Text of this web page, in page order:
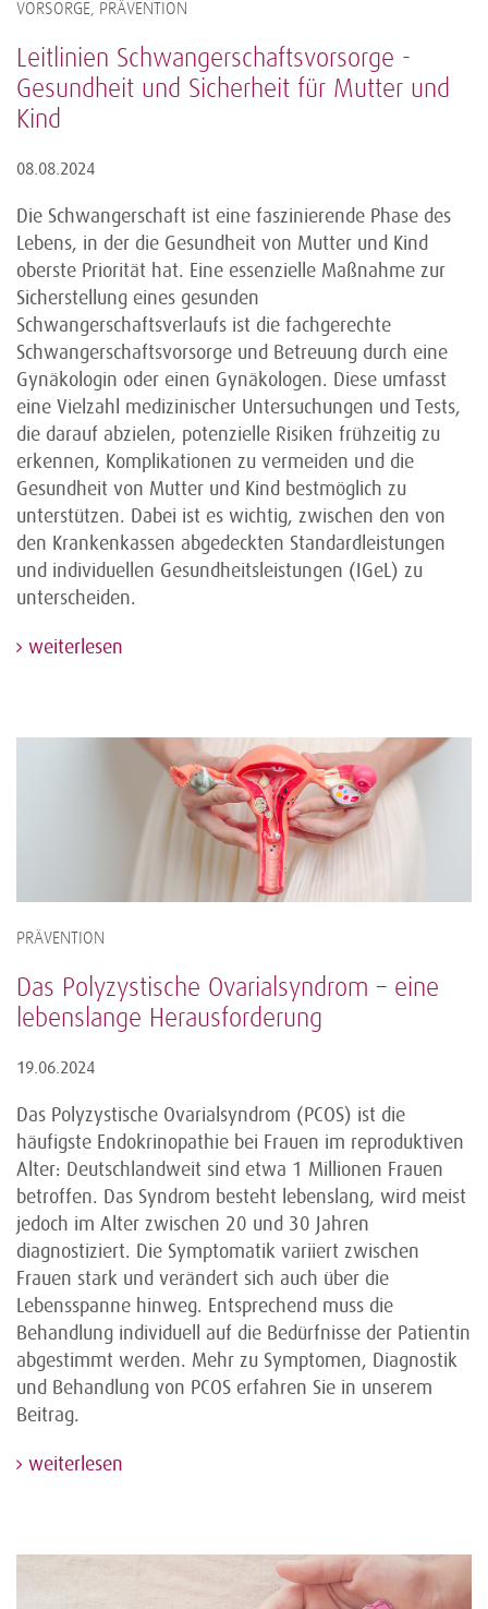
VORSORGE, PRÄVENTION
Leitlinien Schwangerschaftsvorsorge -
Gesundheit und Sicherheit für Mutter und
Kind
08.08.2024
Die Schwangerschaft ist eine faszinierende Phase des
Lebens, in der die Gesundheit von Mutter und Kind
oberste Priorität hat. Eine essenzielle Maßnahme zur
Sicherstellung eines gesunden
Schwangerschaftsverlaufs ist die fachgerechte
Schwangerschaftsvorsorge und Betreuung durch eine
Gynäkologin oder einen Gynäkologen. Diese umfasst
eine Vielzahl medizinischer Untersuchungen und Tests,
die darauf abzielen, potenzielle Risiken frühzeitig zu
erkennen, Komplikationen zu vermeiden und die
Gesundheit von Mutter und Kind bestmöglich zu
unterstützen. Dabei ist es wichtig, zwischen den von
den Krankenkassen abgedeckten Standardleistungen
und individuellen Gesundheitsleistungen (IGeL) zu
unterscheiden.
weiterlesen
PRÄVENTION
Das Polyzystische Ovarialsyndrom – eine
lebenslange Herausforderung
19.06.2024
Das Polyzystische Ovarialsyndrom (PCOS) ist die
häufigste Endokrinopathie bei Frauen im reproduktiven
Alter: Deutschlandweit sind etwa 1 Millionen Frauen
betroffen. Das Syndrom besteht lebenslang, wird meist
jedoch im Alter zwischen 20 und 30 Jahren
diagnostiziert. Die Symptomatik variiert zwischen
Frauen stark und verändert sich auch über die
Lebensspanne hinweg. Entsprechend muss die
Behandlung individuell auf die Bedürfnisse der Patientin
abgestimmt werden. Mehr zu Symptomen, Diagnostik
und Behandlung von PCOS erfahren Sie in unserem
Beitrag.
weiterlesen